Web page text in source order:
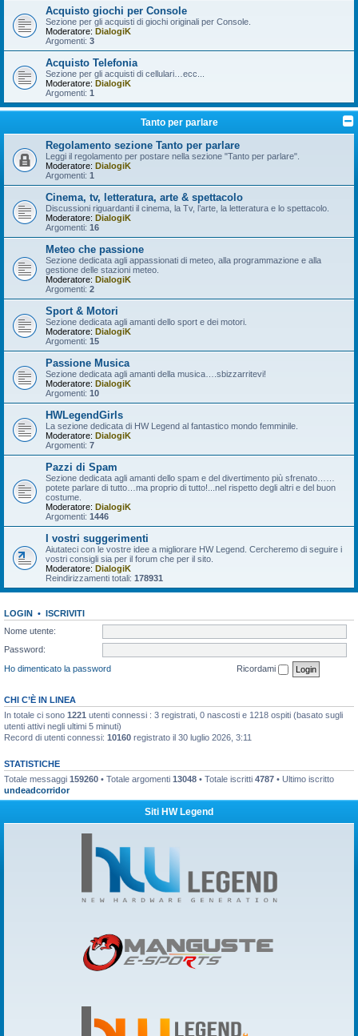
Acquisto giochi per Console
Sezione per gli acquisti di giochi originali per Console.
Moderatore: DialogiK
Argomenti: 3
Acquisto Telefonia
Sezione per gli acquisti di cellulari…ecc...
Moderatore: DialogiK
Argomenti: 1
Tanto per parlare
Regolamento sezione Tanto per parlare
Leggi il regolamento per postare nella sezione "Tanto per parlare".
Moderatore: DialogiK
Argomenti: 1
Cinema, tv, letteratura, arte & spettacolo
Discussioni riguardanti il cinema, la Tv, l’arte, la letteratura e lo spettacolo.
Moderatore: DialogiK
Argomenti: 16
Meteo che passione
Sezione dedicata agli appassionati di meteo, alla programmazione e alla
gestione delle stazioni meteo.
Moderatore: DialogiK
Argomenti: 2
Sport & Motori
Sezione dedicata agli amanti dello sport e dei motori.
Moderatore: DialogiK
Argomenti: 15
Passione Musica
Sezione dedicata agli amanti della musica….sbizzarritevi!
Moderatore: DialogiK
Argomenti: 10
HWLegendGirls
La sezione dedicata di HW Legend al fantastico mondo femminile.
Moderatore: DialogiK
Argomenti: 7
Pazzi di Spam
Sezione dedicata agli amanti dello spam e del divertimento più sfrenato……
potete parlare di tutto…ma proprio di tutto!...nel rispetto degli altri e del buon
costume.
Moderatore: DialogiK
Argomenti: 1446
I vostri suggerimenti
Aiutateci con le vostre idee a migliorare HW Legend. Cercheremo di seguire i
vostri consigli sia per il forum che per il sito.
Moderatore: DialogiK
Reindirizzamenti totali: 178931
LOGIN • ISCRIVITI
Nome utente:
Password:
Ho dimenticato la password
Ricordami
CHI C’È IN LINEA
In totale ci sono 1221 utenti connessi : 3 registrati, 0 nascosti e 1218 ospiti (basato sugli
utenti attivi negli ultimi 5 minuti)
Record di utenti connessi: 10160 registrato il 30 luglio 2026, 3:11
STATISTICHE
Totale messaggi 159260 • Totale argomenti 13048 • Totale iscritti 4787 • Ultimo iscritto
undeadcorridor
Siti HW Legend